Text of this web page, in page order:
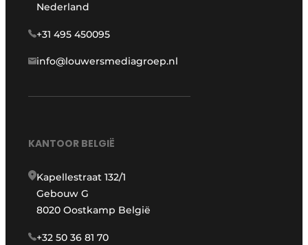
Nederland
+31 495 450095
info@louwersmediagroep.nl
KANTOOR BELGIË
Kapellestraat 132/1
Gebouw G
8020 Oostkamp België
+32 50 36 81 70